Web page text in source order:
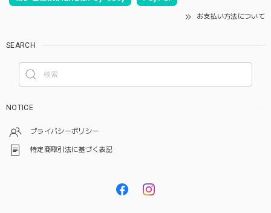
お支払い方法について
SEARCH
NOTICE
プライバシーポリシー
特定商取引法に基づく表記